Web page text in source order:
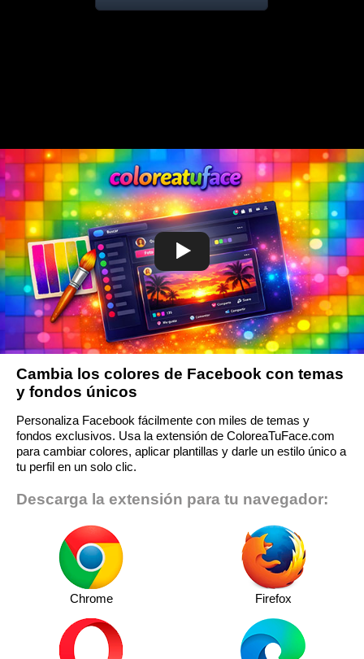
Cambia los colores de Facebook con temas
y fondos únicos
Personaliza Facebook fácilmente con miles de temas y
fondos exclusivos. Usa la extensión de ColoreaTuFace.com
para cambiar colores, aplicar plantillas y darle un estilo único a
tu perfil en un solo clic.
Descarga la extensión para tu navegador:
Chrome Firefox